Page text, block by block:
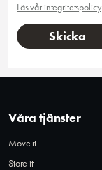
Läs vår integritetspolicy
Våra tjänster
Move it
Store it